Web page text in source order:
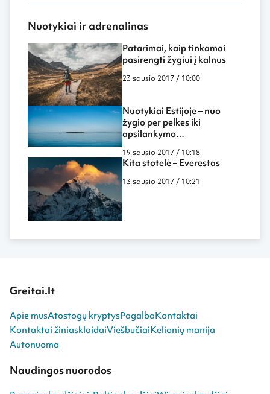
Nuotykiai ir adrenalinas
Patarimai, kaip tinkamai
pasirengti žygiui į kalnus
23 sausio 2017 / 10:00
Nuotykiai Estijoje – nuo
žygio per pelkes iki
apsilankymo
povandeniniame kalėjime
19 sausio 2017 / 10:18
Kita stotelė – Everestas
13 sausio 2017 / 10:21
Greitai.lt
Apie musAtostogų kryptysPagalbaKontaktai
Kontaktai žiniasklaidaiViešbučiaiKelionių manija
Autonuoma
Naudingos nuorodos